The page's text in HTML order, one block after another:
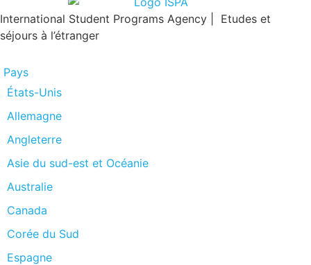
International Student Programs Agency | Etudes et
séjours à l’étranger
Pays
États-Unis
Allemagne
Angleterre
Asie du sud-est et Océanie
Australie
Canada
Corée du Sud
Espagne